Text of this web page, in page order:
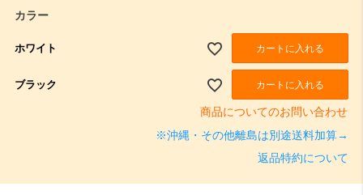
カラー
ホワイト カートに入れる
ブラック カートに入れる
商品についてのお問い合わせ
※沖縄・その他離島は別途送料加算→
返品特約について